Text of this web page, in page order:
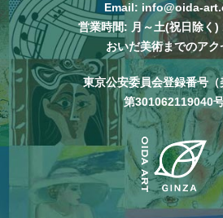
Email: info@oida-
営業時間: 月～土(祝日除く)
おいだ美術までのアク
東京公安委員会登録番号（
第301062119040